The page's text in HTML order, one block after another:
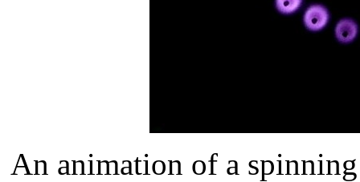
An animation of a